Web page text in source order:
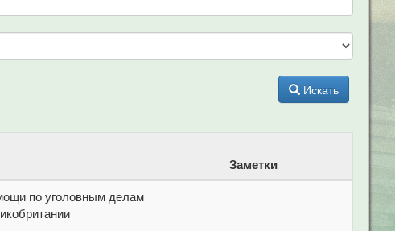
Искать
Заметки
по уголовным делам